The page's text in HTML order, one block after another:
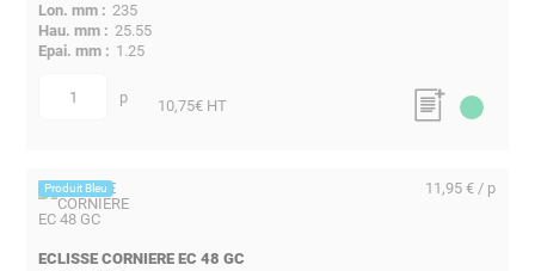
235
25.55
1.25
quantité p 10,75€ HT
Produit Bleu
ECLISSE CORNIERE EC 48 GC
11,95 € / p